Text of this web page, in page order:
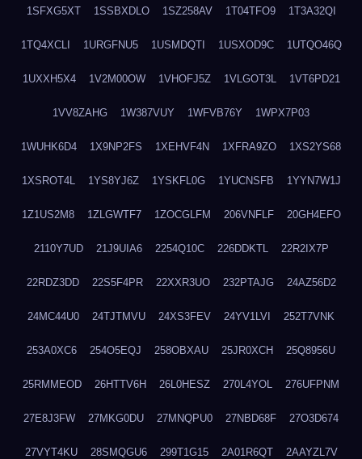
1SFXG5XT 1SSBXDLO 1SZ258AV 1T04TFO9 1T3A32QI
1TQ4XCLI 1URGFNU5 1USMDQTI 1USXOD9C 1UTQO46Q
1UXXH5X4 1V2M00OW 1VHOFJ5Z 1VLGOT3L 1VT6PD21
1VV8ZAHG 1W387VUY 1WFVB76Y 1WPX7P03
1WUHK6D4 1X9NP2FS 1XEHVF4N 1XFRA9ZO 1XS2YS68
1XSROT4L 1YS8YJ6Z 1YSKFL0G 1YUCNSFB 1YYN7W1J
1Z1US2M8 1ZLGWTF7 1ZOCGLFM 206VNFLF 20GH4EFO
2110Y7UD 21J9UIA6 2254Q10C 226DDKTL 22R2IX7P
22RDZ3DD 22S5F4PR 22XXR3UO 232PTAJG 24AZ56D2
24MC44U0 24TJTMVU 24XS3FEV 24YV1LVI 252T7VNK
253A0XC6 254O5EQJ 258OBXAU 25JR0XCH 25Q8956U
25RMMEOD 26HTTV6H 26L0HESZ 270L4YOL 276UFPNM
27E8J3FW 27MKG0DU 27MNQPU0 27NBD68F 27O3D674
27VYT4KU 28SMQGU6 299T1G15 2A01R6QT 2AAYZL7V